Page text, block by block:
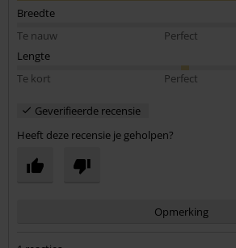
Breedte
Te nauw
Perfect
Lengte
Te kort
Perfect
Geverifieerde recensie
Heeft deze recensie je geholpen?
Opmerking